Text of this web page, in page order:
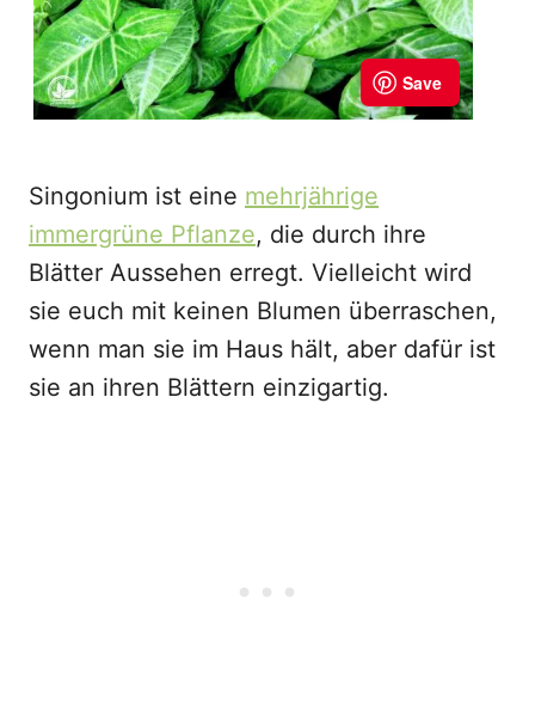
Singonium ist eine mehrjährige
immergrüne Pflanze, die durch ihre
Blätter Aussehen erregt. Vielleicht wird
sie euch mit keinen Blumen überraschen,
wenn man sie im Haus hält, aber dafür ist
sie an ihren Blättern einzigartig.